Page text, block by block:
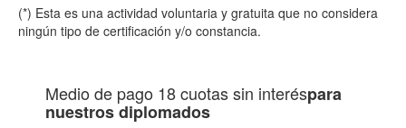
(*) Esta es una actividad voluntaria y gratuita que no considera
ningún tipo de certificación y/o constancia.
Medio de pago 18 cuotas sin interéspara
nuestros diplomados